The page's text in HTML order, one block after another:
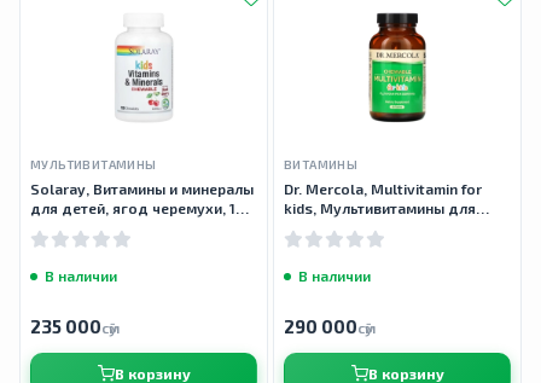
МУЛЬТИВИТАМИНЫ
Solaray, Витамины и минералы
для детей, ягод черемухи, 120
В наличии
235 000сӯм
В корзину
ВИТАМИНЫ
Dr. Mercola, Multivitamin for
kids, Мультивитамины для
В наличии
290 000сӯм
В корзину